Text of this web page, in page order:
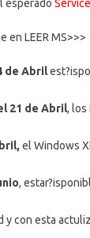
esperado
en LEER MS>>>
de Abril
21 de Abril, los
el Windows
,
y con esta